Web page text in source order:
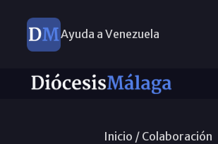
Ayuda a Venezuela
Inicio / Colaboración